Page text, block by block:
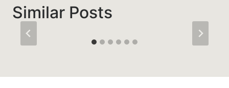
Similar Posts